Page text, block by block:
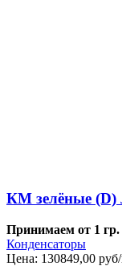
КМ зелёные (D)
Принимаем от 1 гр.
Конденсаторы
Цена: 130849,00